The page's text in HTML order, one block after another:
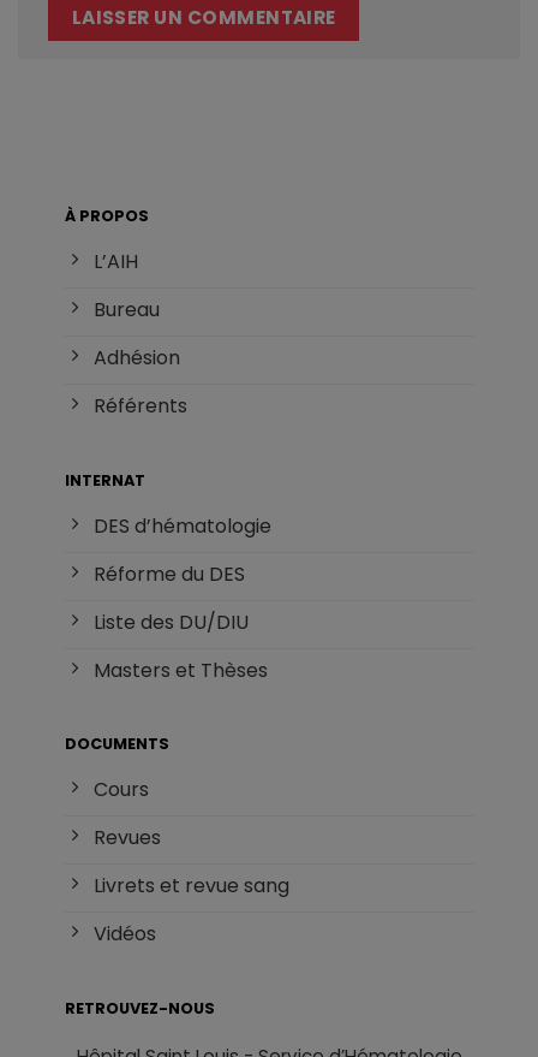
À PROPOS
L’AIH
Bureau
Adhésion
Référents
INTERNAT
DES d’hématologie
Réforme du DES
Liste des DU/DIU
Masters et Thèses
DOCUMENTS
Cours
Revues
Livrets et revue sang
Vidéos
RETROUVEZ-NOUS